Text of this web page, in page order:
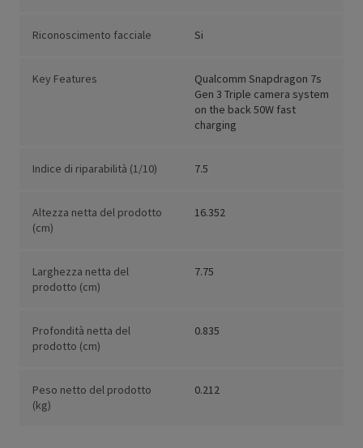
Riconoscimento facciale Si
Key Features
Qualcomm Snapdragon 7s
Gen 3 Triple camera system
on the back 50W fast
charging
Indice di riparabilità (1/10) 7.5
Altezza netta del prodotto
(cm)
16.352
Larghezza netta del
prodotto (cm)
7.75
Profondità netta del
prodotto (cm)
0.835
Peso netto del prodotto
(kg)
0.212